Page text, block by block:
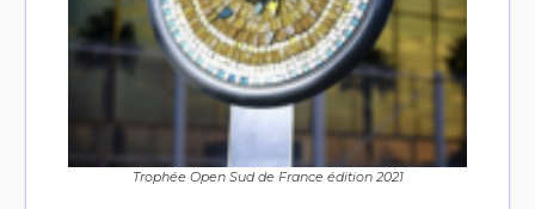
Trophée Open Sud de France édition 2021